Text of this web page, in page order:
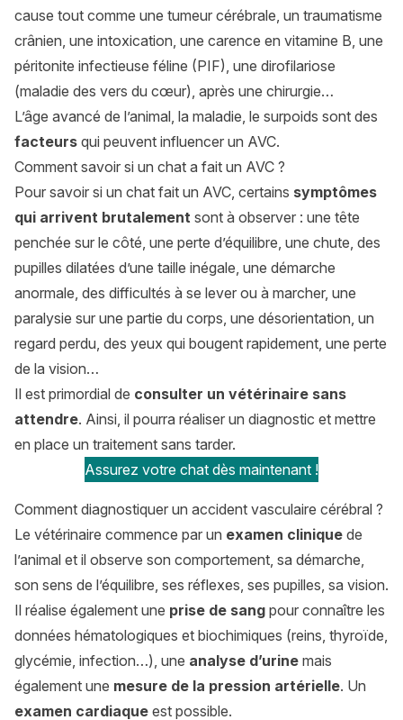
cause tout comme une tumeur cérébrale, un traumatisme
crânien, une intoxication, une carence en vitamine B, une
péritonite infectieuse féline (PIF), une dirofilariose
(maladie des vers du cœur), après une chirurgie…
L’âge avancé de l’animal, la maladie, le surpoids sont des
facteurs qui peuvent influencer un AVC.
Comment savoir si un chat a fait un AVC ?
Pour savoir si un chat fait un AVC, certains symptômes
qui arrivent brutalement sont à observer : une tête
penchée sur le côté, une perte d’équilibre, une chute, des
pupilles dilatées d’une taille inégale, une démarche
anormale, des difficultés à se lever ou à marcher, une
paralysie sur une partie du corps, une désorientation, un
regard perdu, des yeux qui bougent rapidement, une perte
de la vision…
Il est primordial de consulter un vétérinaire sans
attendre. Ainsi, il pourra réaliser un diagnostic et mettre
en place un traitement sans tarder.
Assurez votre chat dès maintenant !
Comment diagnostiquer un accident vasculaire cérébral ?
Le vétérinaire commence par un examen clinique de
l’animal et il observe son comportement, sa démarche,
son sens de l’équilibre, ses réflexes, ses pupilles, sa vision.
Il réalise également une prise de sang pour connaître les
données hématologiques et biochimiques (reins, thyroïde,
glycémie, infection…), une analyse d’urine mais
également une mesure de la pression artérielle. Un
examen cardiaque est possible.